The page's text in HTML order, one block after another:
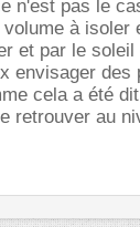
n'est pas le
à isoler
et par le soleil
envisager des
cela a été
retrouver au